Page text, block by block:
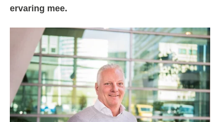
ervaring mee.